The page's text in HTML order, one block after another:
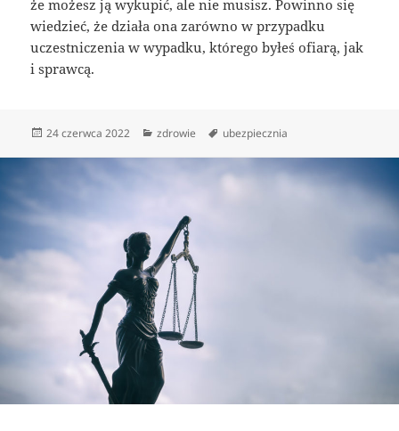
że możesz ją wykupić, ale nie musisz. Powinno się
wiedzieć, że działa ona zarówno w przypadku
uczestniczenia w wypadku, którego byłeś ofiarą, jak
i sprawcą.
Data
24 czerwca 2022 Kategorie
zdrowie Tagi
ubezpiecznia